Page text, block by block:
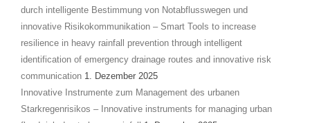
durch intelligente Bestimmung von Notabflusswegen und
innovative Risikokommunikation – Smart Tools to increase
resilience in heavy rainfall prevention through intelligent
identification of emergency drainage routes and innovative risk
communication 1. Dezember 2025
Innovative Instrumente zum Management des urbanen
Starkregenrisikos – Innovative instruments for managing urban